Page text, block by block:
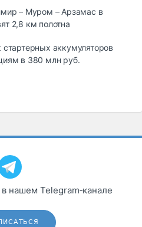
– Муром – Арзамас в
2,8 км полотна
аккумуляторов
в 380 млн руб.
нашем Telegram‑канале